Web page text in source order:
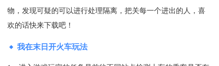
物，发现可疑的可以进行处理隔离，把关每一个进出的人，喜
欢的话快来下载吧！
我在末日开火车玩法